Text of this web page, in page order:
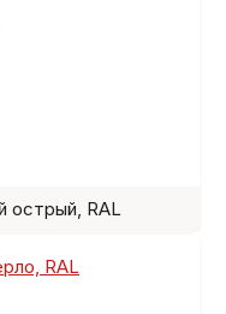
острый, RAL